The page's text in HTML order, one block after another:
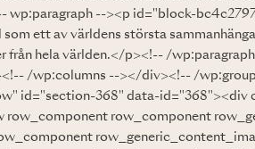
wp:paragraph --><p id="block-
som ett av världens största
från hela världen.</p><!-- /
/wp:columns --></div><!-- /
id="section-368" data-id="368"><div
row_component row_component